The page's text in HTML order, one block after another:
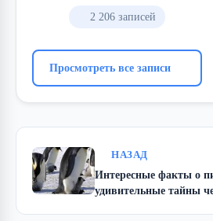
2 206 записей
Просмотреть все записи
НАЗАД
Интересные факты о
удивительные тайны